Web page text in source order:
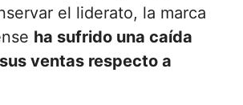
el liderato, la marca
ha sufrido una caída
ventas respecto a